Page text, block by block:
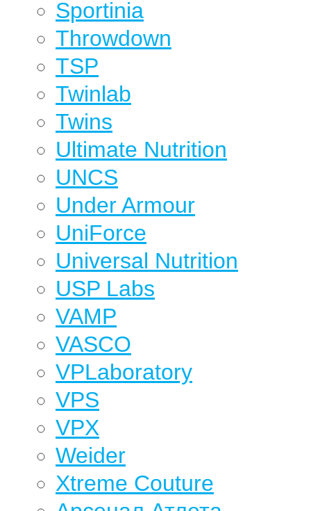
Sportinia
Throwdown
TSP
Twinlab
Twins
Ultimate Nutrition
UNCS
Under Armour
UniForce
Universal Nutrition
USP Labs
VAMP
VASCO
VPLaboratory
VPS
VPX
Weider
Xtreme Couture